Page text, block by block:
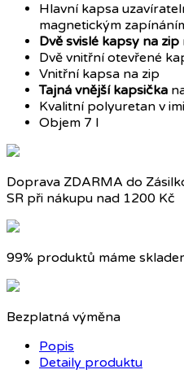
Hlavní kapsa
magnetickým
Dvě svislé kapsy na zip
Dvě vnitřní otevřené
Vnitřní kapsa na zip
Tajná vnější kapsička
Kvalitní polyuretan v
Objem 7 l
Doprava ZDARMA do
SR při nákupu nad 1200 Kč
99% produktů máme
Bezplatná výměna
Popis
Detaily produktu